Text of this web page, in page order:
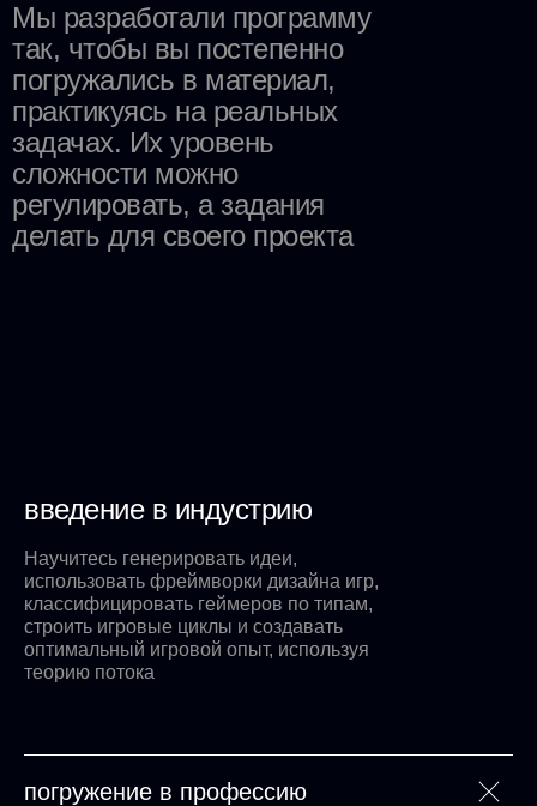
Мы разработали программу
так, чтобы вы постепенно
погружались в материал,
практикуясь на реальных
задачах. Их уровень
сложности можно
регулировать, а задания
делать для своего проекта
введение в индустрию
Научитесь генерировать идеи,
использовать фреймворки дизайна игр,
классифицировать геймеров по типам,
строить игровые циклы и создавать
оптимальный игровой опыт, используя
теорию потока
погружение в профессию